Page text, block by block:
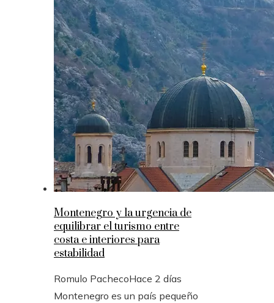
Montenegro y la urgencia de
equilibrar el turismo entre
costa e interiores para
estabilidad
Romulo PachecoHace 2 días
Montenegro es un país pequeño